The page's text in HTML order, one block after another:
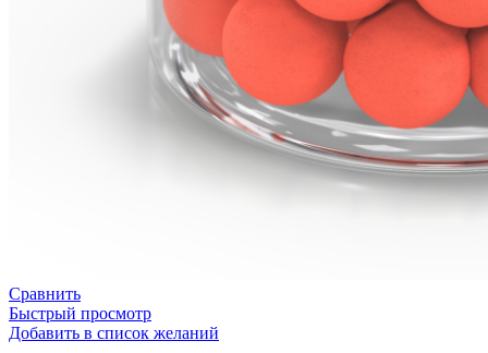
Сравнить
Быстрый просмотр
Добавить в список желаний